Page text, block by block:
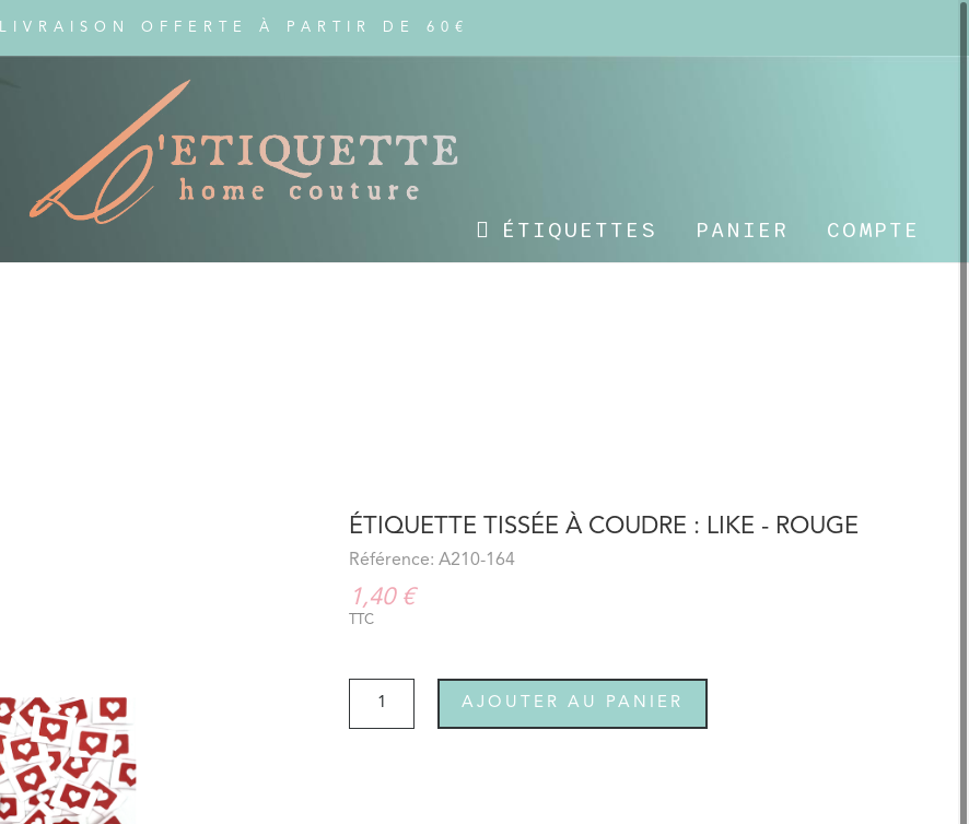
LIVRAISON OFFERTE À PARTIR DE 60€
ÉTIQUETTES PANIER COMPTE
ÉTIQUETTE TISSÉE À COUDRE : LIKE - ROUGE
Référence: A210-164
1,40 €
TTC
AJOUTER AU PANIER